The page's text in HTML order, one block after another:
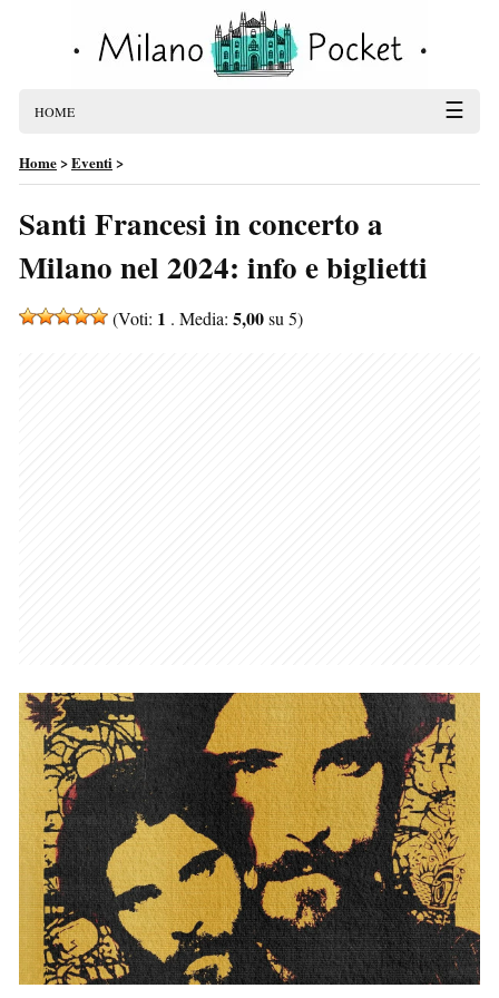
HOME ☰
Home>Eventi>
Santi Francesi in concerto a
Milano nel 2024: info e biglietti
(Voti: 1 . Media: 5,00su 5)